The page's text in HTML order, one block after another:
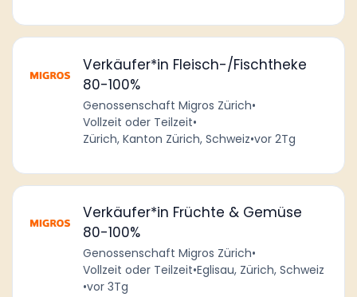
Verkäufer*in Fleisch-/Fischtheke
80-100%
Genossenschaft Migros Zürich•
Vollzeit oder Teilzeit•
Zürich, Kanton Zürich, Schweiz•vor 2Tg
Verkäufer*in Früchte & Gemüse
80-100%
Genossenschaft Migros Zürich•
Vollzeit oder Teilzeit•Eglisau, Zürich, Schweiz
•vor 3Tg